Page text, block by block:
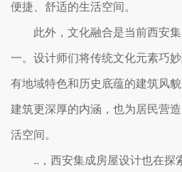
便捷、舒适的生活空间。
此外，文化融合是当前西安
一。设计师们将传统文化元素巧
有地域特色和历史底蕴的建筑风
建筑更深厚的内涵，也为居民营
活空间。
..，西安集成房屋设计也在探